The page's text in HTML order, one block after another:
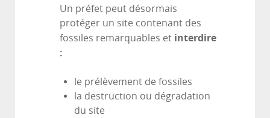
Un préfet peut désormais
protéger un site contenant des
fossiles remarquables et interdire
:
le prélèvement de fossiles
la destruction ou dégradation
du site